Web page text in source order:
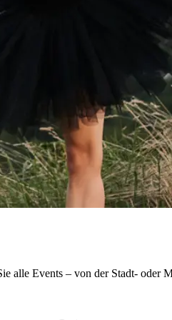
alle Events – von der Stadt- oder